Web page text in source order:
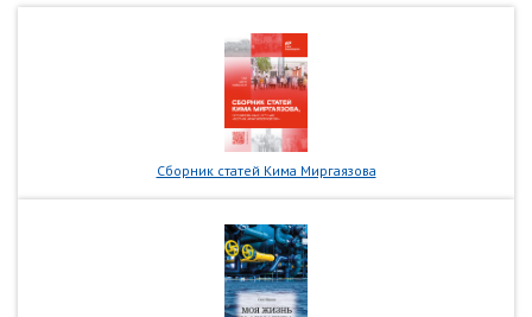
Сборник статей Кима Миргаязова